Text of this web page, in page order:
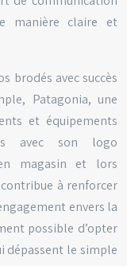
manière claire et
brodés avec succès
Patagonia, une
et équipements
avec son logo
magasin et lors
à renforcer
envers la
possible d’opter
dépassent le simple